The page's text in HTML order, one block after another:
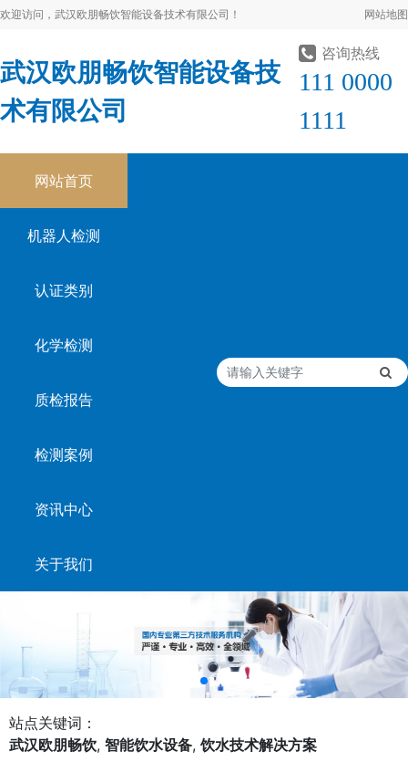
欢迎访问，武汉欧朋畅饮智能设备技术有限公司！ 网站地图
武汉欧朋畅饮智能设备技
术有限公司
咨询热线
111 0000
1111
网站首页
机器人检测
认证类别
化学检测
质检报告
检测案例
资讯中心
关于我们
站点关键词：
武汉欧朋畅饮, 智能饮水设备,饮水技术解决方案